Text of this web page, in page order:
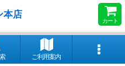
本店
カート
ご利用案内